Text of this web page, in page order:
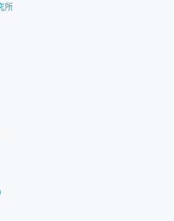
所